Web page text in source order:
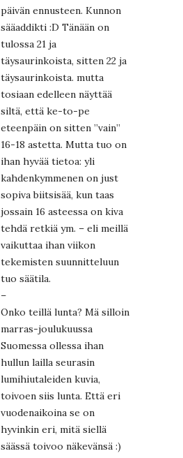
päivän ennusteen. Kunnon
sääaddikti :D Tänään on
tulossa 21 ja
täysaurinkoista, sitten 22 ja
täysaurinkoista. mutta
tosiaan edelleen näyttää
siltä, että ke-to-pe
eteenpäin on sitten ”vain”
16-18 astetta. Mutta tuo on
ihan hyvää tietoa: yli
kahdenkymmenen on just
sopiva biitsisää, kun taas
jossain 16 asteessa on kiva
tehdä retkiä ym. – eli meillä
vaikuttaa ihan viikon
tekemisten suunnitteluun
tuo säätila.
–
Onko teillä lunta? Mä silloin
marras-joulukuussa
Suomessa ollessa ihan
hullun lailla seurasin
lumihiutaleiden kuvia,
toivoen siis lunta. Että eri
vuodenaikoina se on
hyvinkin eri, mitä siellä
säässä toivoo näkevänsä :)